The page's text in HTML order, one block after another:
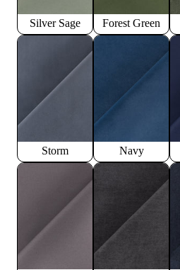
Silver Sage Forest Green
Storm Navy